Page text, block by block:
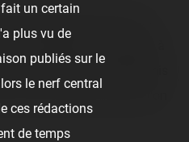
un certain
plus vu de
publiés sur le
le nerf central
ces rédactions
de temps